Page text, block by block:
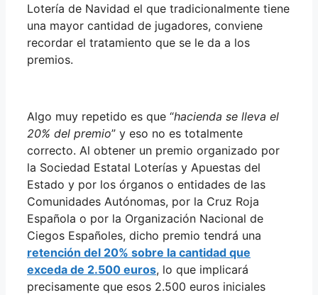
Lotería de Navidad el que tradicionalmente tiene
una mayor cantidad de jugadores, conviene
recordar el tratamiento que se le da a los
premios.
Algo muy repetido es que “hacienda se lleva el
20% del premio” y eso no es totalmente
correcto. Al obtener un premio organizado por
la Sociedad Estatal Loterías y Apuestas del
Estado y por los órganos o entidades de las
Comunidades Autónomas, por la Cruz Roja
Española o por la Organización Nacional de
Ciegos Españoles, dicho premio tendrá una
retención del 20% sobre la cantidad que
exceda de 2.500 euros, lo que implicará
precisamente que esos 2.500 euros iniciales